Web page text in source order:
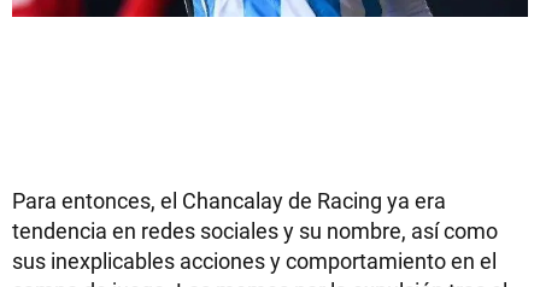
Para entonces, el Chancalay de Racing ya era
tendencia en redes sociales y su nombre, así como
sus inexplicables acciones y comportamiento en el